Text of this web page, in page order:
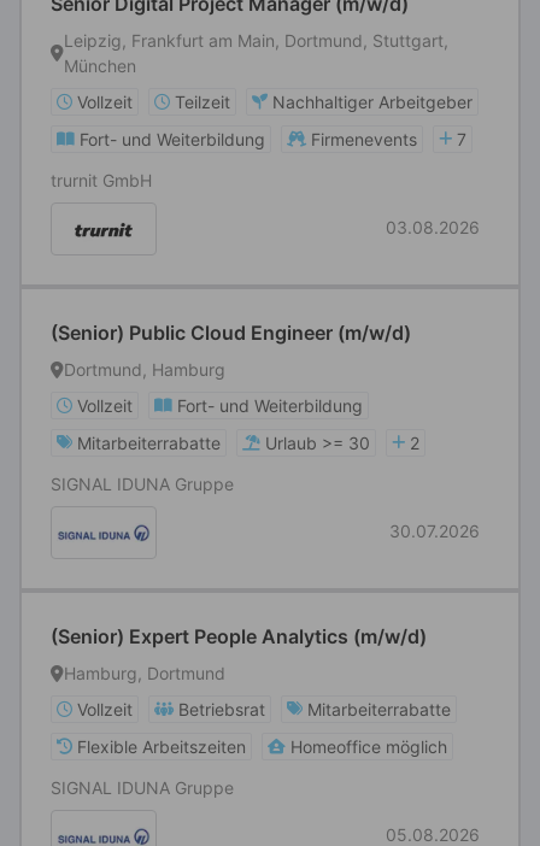
Leipzig, Frankfurt am Main, Dortmund, Stuttgart,
München
Vollzeit
Teilzeit
Nachhaltiger Arbeitgeber
Fort- und Weiterbildung
Firmenevents
7
trurnit GmbH
03.08.2026
(Senior) Public Cloud Engineer (m/w/d)
Dortmund, Hamburg
Vollzeit
Fort- und Weiterbildung
Mitarbeiterrabatte
Urlaub >= 30
2
SIGNAL IDUNA Gruppe
30.07.2026
(Senior) Expert People Analytics (m/w/d)
Hamburg, Dortmund
Vollzeit
Betriebsrat
Mitarbeiterrabatte
Flexible Arbeitszeiten
Homeoffice möglich
SIGNAL IDUNA Gruppe
05.08.2026